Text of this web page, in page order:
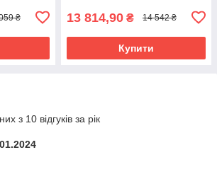
₴ 13 814,90 ₴ 14 542 ₴
Купити
з 10 відгуків за рік